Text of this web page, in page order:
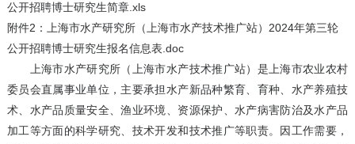
公开招聘博士研究生简章.xls
附件2：上海市水产研究所（上海市水产技术推广站）2024年第三轮
公开招聘博士研究生报名信息表.doc
上海市水产研究所（上海市水产技术推广站）是上海市农业农村
委员会直属事业单位，主要承担水产新品种繁育、育种、水产养殖技
术、水产品质量安全、渔业环境、资源保护、水产病害防治及水产品
加工等方面的科学研究、技术开发和技术推广等职责。因工作需要，